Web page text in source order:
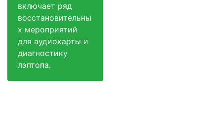
включает ряд
восстановительны
х мероприятий
для аудиокарты и
диагностику
лэптопа.